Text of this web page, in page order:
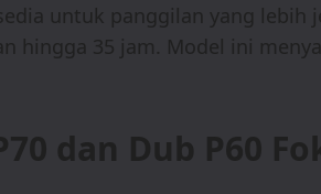
untuk panggilan yang lebih
hingga 35 jam. Model ini
dan Dub P60